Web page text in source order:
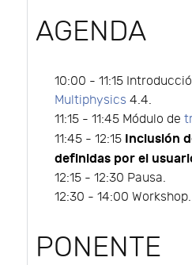
AGENDA
10:00 - 11:15
Multiphysics 4.4.
11:15 - 11:45 Módulo de
11:45 - 12:15 Inclusión
definidas por el
12:15 - 12:30 Pausa.
12:30 - 14:00 Workshop.
PONENTE